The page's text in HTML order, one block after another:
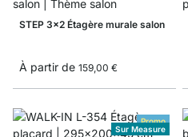
STEP 3x2 Étagère murale salon
À partir de 159,00 €
Promo
Sur Measure